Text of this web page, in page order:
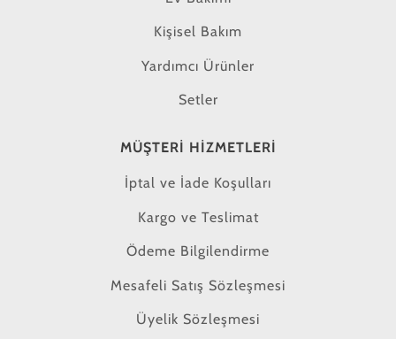
Kişisel Bakım
Yardımcı Ürünler
Setler
MÜŞTERI HIZMETLERI
İptal ve İade Koşulları
Kargo ve Teslimat
Ödeme Bilgilendirme
Mesafeli Satış Sözleşmesi
Üyelik Sözleşmesi